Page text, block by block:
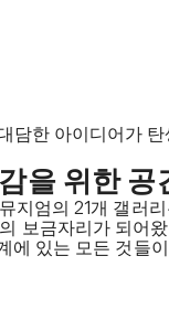
담한 아이디어가 탄
을 위한 공
지엄의 21개 갤러
보금자리가 되어
에 있는 모든 것들